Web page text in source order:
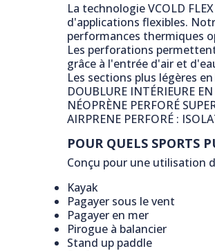
La technologie VCOLD
d'applications flexibles.
performances thermiques
Les perforations
grâce à l'entrée d'air et
Les sections plus légères
DOUBLURE INTÉRIEURE
NÉOPRÈNE PERFORÉ
AIRPRENE PERFORÉ :
POUR QUELS SPORTS
Conçu pour une utilisation
Kayak
Pagayer sous le vent
Pagayer en mer
Pirogue à balancier
Stand up paddle